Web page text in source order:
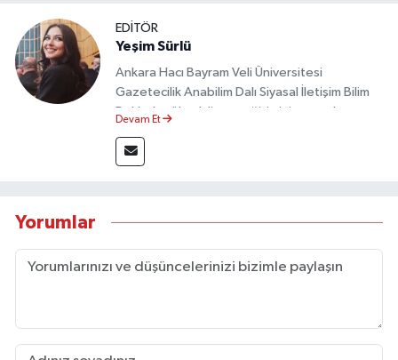
EDİTÖR
Yeşim Sürlü
Ankara Hacı Bayram Veli Üniversitesi
Gazetecilik Anabilim Dalı Siyasal İletişim Bilim
Dalı’nda yüksek lisans eğitimini tamamlamıştır.
akademik çalışmalar gerçekleştirmiştir.
Taşköprü Postası internet haber sitesinde
Devam Et
Yorumlar
Teknoloji Haberleri
Siyaset Haberleri
Dünya Haberleri
Yerel Haberler